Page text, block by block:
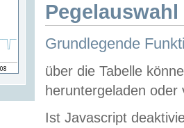
Grundlegende
über die Tabelle
heruntergeladen oder
Ist Javascript